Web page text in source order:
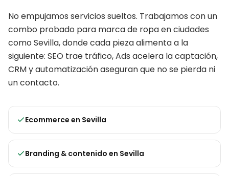
No empujamos servicios sueltos. Trabajamos con un
combo probado para marca de ropaen ciudades
como Sevilla, donde cada pieza alimenta a la
siguiente: SEO trae tráfico, Ads acelera la captación,
CRM y automatización aseguran que no se pierda ni
un contacto.
Ecommerce en Sevilla
Branding & contenido en Sevilla